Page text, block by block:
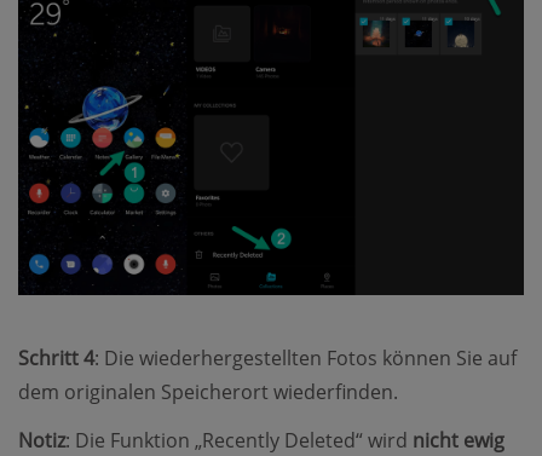
Schritt 4: Die wiederhergestellten Fotos können Sie auf
dem originalen Speicherort wiederfinden.
Notiz: Die Funktion „Recently Deleted“ wird nicht ewig